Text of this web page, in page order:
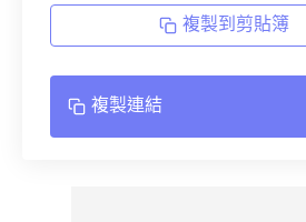
複製到剪貼簿
複製連結